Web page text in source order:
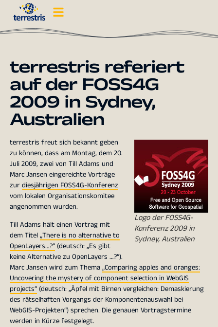
terrestris referiert
auf der FOSS4G
2009 in Sydney,
Australien
Logo der FOSS4G-
Konferenz 2009 in
Sydney, Australien
terrestris freut sich bekannt geben
zu können, dass am Montag, dem 20.
Juli 2009, zwei von Till Adams und
Marc Jansen eingereichte Vorträge
zurdiesjährigen FOSS4G-Konferenz
vom lokalen Organisationskomitee
angenommen wurden.
Till Adams hält einen Vortrag mit
dem Titel„There is no alternative to
OpenLayers…?“ (deutsch: „Es gibt
keine Alternative zu OpenLayers …?“).
Marc Jansen wird zum Thema„Comparing apples and oranges:
Uncovering the mystery of component selection in WebGIS
projects“ (deutsch: „Äpfel mit Birnen vergleichen: Demaskierung
des rätselhaften Vorgangs der Komponentenauswahl bei
WebGIS-Projekten“) sprechen. Die genauen Vortragstermine
werden in Kürze festgelegt.